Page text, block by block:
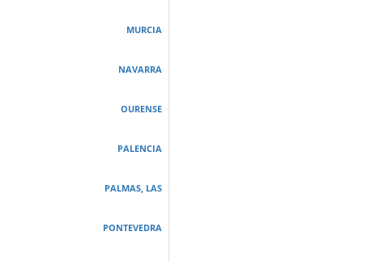
MURCIA
NAVARRA
OURENSE
PALENCIA
PALMAS, LAS
PONTEVEDRA